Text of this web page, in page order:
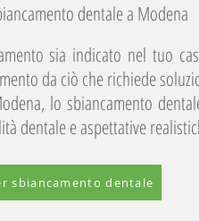
dentale a Modena
sia indicato nel tuo
da ciò che richiede
lo sbiancamento
dentale e aspettative
sbiancamento dentale